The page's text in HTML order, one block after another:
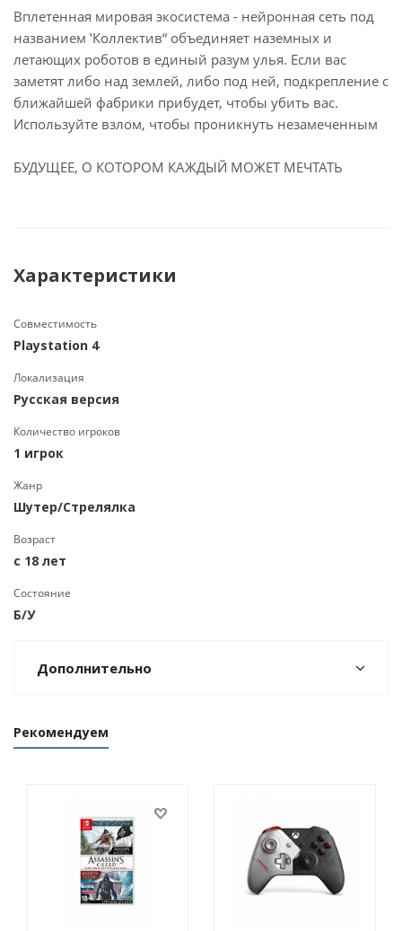
Вплетенная мировая экосистема - нейронная сеть под
названием ‛Коллектив“ объединяет наземных и
летающих роботов в единый разум улья. Если вас
заметят либо над землей, либо под ней, подкрепление с
ближайшей фабрики прибудет, чтобы убить вас.
Используйте взлом, чтобы проникнуть незамеченным
БУДУЩЕЕ, О КОТОРОМ КАЖДЫЙ МОЖЕТ МЕЧТАТЬ
Характеристики
Совместимость
Playstation 4
Локализация
Русская версия
Количество игроков
1 игрок
Жанр
Шутер/Стрелялка
Возраст
с 18 лет
Состояние
Б/У
Дополнительно
Рекомендуем